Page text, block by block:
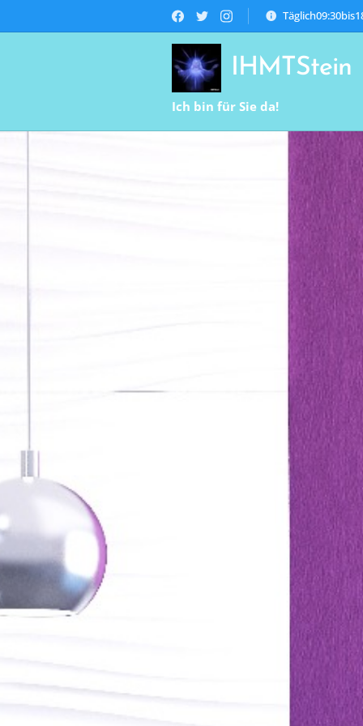
IHMTStein
Ich bin für Sie da!